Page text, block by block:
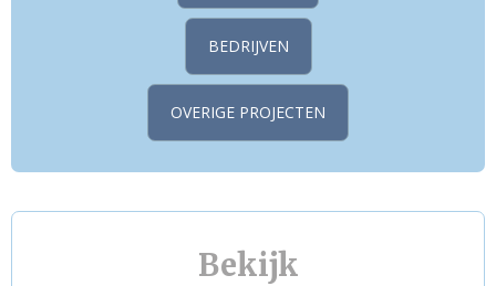
BEDRIJVEN
OVERIGE PROJECTEN
Bekijk